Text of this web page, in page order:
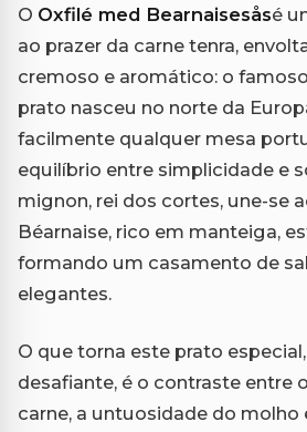
O Oxfilé med Bearnaisesåsé
ao prazer da carne tenra,
cremoso e aromático: o
prato nasceu no norte da
facilmente qualquer mesa
equilíbrio entre simplicidade e
mignon, rei dos cortes, une-se
Béarnaise, rico em manteiga,
formando um casamento de
elegantes.
O que torna este prato
desafiante, é o contraste entre
carne, a untuosidade do molho